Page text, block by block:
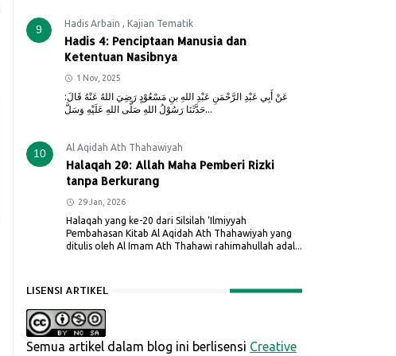
9 Hadis Arbain , Kajian Tematik
Hadis 4: Penciptaan Manusia dan
Ketentuan Nasibnya
1 Nov, 2025
عَنْ أَبِي عَبْدِ الرَّحْمَنِ عَبْدِ اللهِ بنِ مَسْعُوْدٍ رَضِيَ اللهُ عَنْهُ قَالَ:
حَدَّثَنَا رَسُوْلُ اللهِ صَلَّى اللهِ عَلَيْهِ وَسَلَّ...
10 Al Aqidah Ath Thahawiyah
Halaqah 20: Allah Maha Pemberi Rizki
tanpa Berkurang
29 Jan, 2026
Halaqah yang ke-20 dari Silsilah ‘Ilmiyyah
Pembahasan Kitab Al Aqidah Ath Thahawiyah yang
ditulis oleh Al Imam Ath Thahawi rahimahullah adal...
LISENSI ARTIKEL
Semua artikel dalam blog ini berlisensi Creative